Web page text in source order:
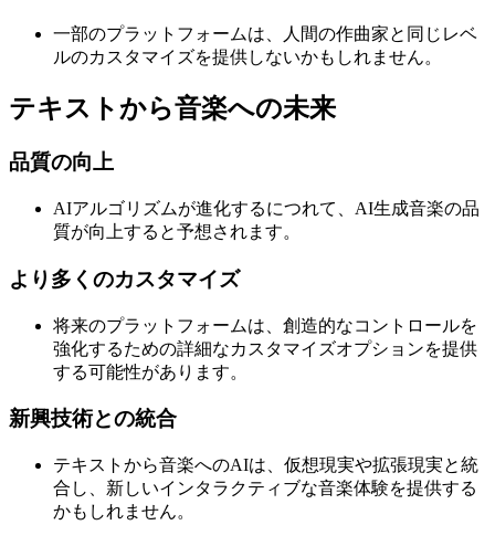
一部のプラットフォームは、人間の作曲家と同じレベ
ルのカスタマイズを提供しないかもしれません。
テキストから音楽への未来
品質の向上
AIアルゴリズムが進化するにつれて、AI生成音楽の品
質が向上すると予想されます。
より多くのカスタマイズ
将来のプラットフォームは、創造的なコントロールを
強化するための詳細なカスタマイズオプションを提供
する可能性があります。
新興技術との統合
テキストから音楽へのAIは、仮想現実や拡張現実と統
合し、新しいインタラクティブな音楽体験を提供する
かもしれません。